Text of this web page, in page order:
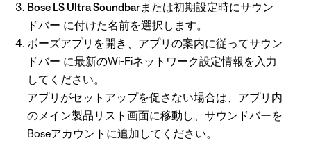
Bose LS Ultra Soundbarまたは初期設定時にサウン
ドバー に付けた名前を選択します。
ボーズアプリを開き、アプリの案内に従ってサウン
ドバー に最新のWi-Fiネットワーク設定情報を入力
してください。
アプリがセットアップを促さない場合は、アプリ内
のメイン製品リスト画面に移動し、サウンドバーを
Boseアカウントに追加してください。